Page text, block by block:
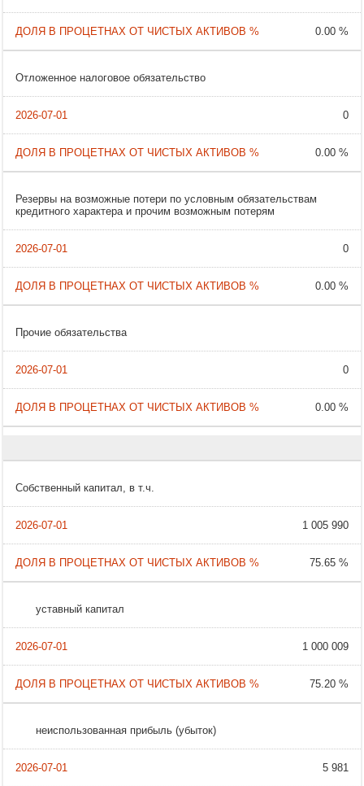
0.00 %
Отложенное налоговое обязательство
0
0.00 %
Резервы на возможные потери по условным обязательствам
кредитного характера и прочим возможным потерям
0
0.00 %
Прочие обязательства
0
0.00 %
Собственный капитал, в т.ч.
1 005 990
75.65 %
уставный капитал
1 000 009
75.20 %
неиспользованная прибыль (убыток)
5 981